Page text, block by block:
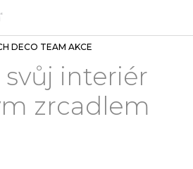
DECO TEAM AKCE
svůj interiér
zrcadlem